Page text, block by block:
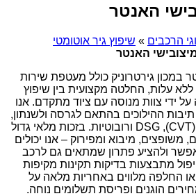
האנטר
הרכבים » שיפוץ גיר אוטומטי
האנטר
במכון גירטרוניק כולל מעטפת שירות
עלות, החלטה מקצועית בין שיפוץ
ידי צוות מנוסה עם ציוד מתקדם. אנו
תיבות ההילוכים בהתאם לגרסה ולשנתון,
כולל אוטומטיות, רציפות (CVT), DSG ורובוטיות. בזכות מלאי גדול
משופצים, מיבוא ומפירוק – אנו יכולים
ולהציע פתרון שמתאים גם לרכב
מתבצעות בדיקות תקינות מקיפות
או החלפה מלווים באחריות מלאה על
הוגנים ופריסת תשלומים נוחה.